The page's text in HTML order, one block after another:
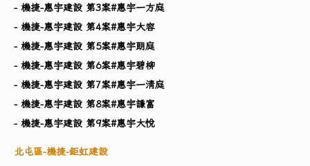
- 機捷-惠宇建設 第3案#惠宇一方庭
- 機捷-惠宇建設 第4案#惠宇大容
- 機捷-惠宇建設 第5案#惠宇朗庭
- 機捷-惠宇建設 第6案#惠宇碧柳
- 機捷-惠宇建設 第7案#惠宇一清庭
- 機捷-惠宇建設 第8案#惠宇謙富
- 機捷-惠宇建設 第9案#惠宇大悅
北屯區-機捷-鉅虹建設